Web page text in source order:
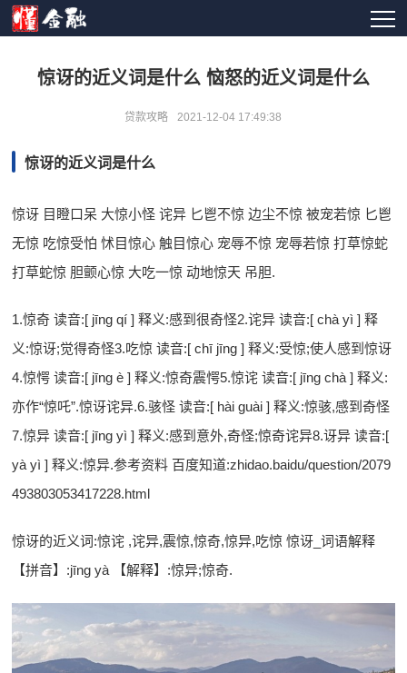
惊讶的近义词是什么 恼怒的近义词是什么
贷款攻略 2021-12-04 17:49:38
惊讶的近义词是什么
惊讶 目瞪口呆 大惊小怪 诧异 匕鬯不惊 边尘不惊 被宠若惊 匕鬯
无惊 吃惊受怕 怵目惊心 触目惊心 宠辱不惊 宠辱若惊 打草惊蛇
打草蛇惊 胆颤心惊 大吃一惊 动地惊天 吊胆.
1.惊奇 读音:[ jīng qí ] 释义:感到很奇怪2.诧异 读音:[ chà yì ] 释
义:惊讶;觉得奇怪3.吃惊 读音:[ chī jīng ] 释义:受惊;使人感到惊讶
4.惊愕 读音:[ jīng è ] 释义:惊奇震愕5.惊诧 读音:[ jīng chà ] 释义:
亦作“惊吒”.惊讶诧异.6.骇怪 读音:[ hài guài ] 释义:惊骇,感到奇怪
7.惊异 读音:[ jīng yì ] 释义:感到意外,奇怪;惊奇诧异8.讶异 读音:[
yà yì ] 释义:惊异.参考资料 百度知道:zhidao.baidu/question/2079
493803053417228.html
惊讶的近义词:惊诧 ,诧异,震惊,惊奇,惊异,吃惊 惊讶_词语解释
【拼音】:jīng yà 【解释】:惊异;惊奇.